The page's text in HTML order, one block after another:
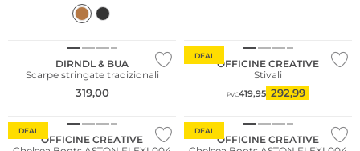
DIRNDL & BUA
Scarpe stringate tradizionali
319,00
DEAL
OFFICINE CREATIVE
Stivali
PVC419,95 292,99
DEAL
OFFICINE CREATIVE
DEAL
OFFICINE CREATIVE